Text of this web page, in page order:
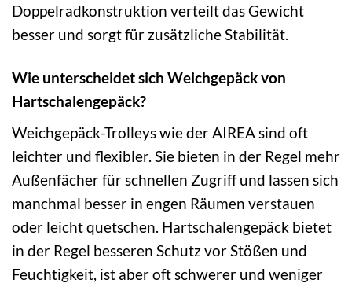
Doppelradkonstruktion verteilt das Gewicht
besser und sorgt für zusätzliche Stabilität.
Wie unterscheidet sich Weichgepäck von
Hartschalengepäck?
Weichgepäck-Trolleys wie der AIREA sind oft
leichter und flexibler. Sie bieten in der Regel mehr
Außenfächer für schnellen Zugriff und lassen sich
manchmal besser in engen Räumen verstauen
oder leicht quetschen. Hartschalengepäck bietet
in der Regel besseren Schutz vor Stößen und
Feuchtigkeit, ist aber oft schwerer und weniger